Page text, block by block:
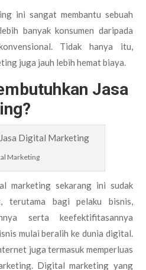
ini sangat membantu sebuah
banyak konsumen daripada
Tidak hanya itu,
juga jauh lebih hemat biaya.
Jasa
Marketing
marketing sekarang ini sudak
terutama bagi pelaku bisnis,
serta keefektifitasannya
mulai beralih ke dunia digital.
juga termasuk memperluas
Digital marketing yang